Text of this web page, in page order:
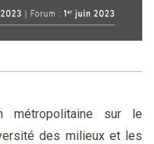
métropolitaine sur le
des milieux et les